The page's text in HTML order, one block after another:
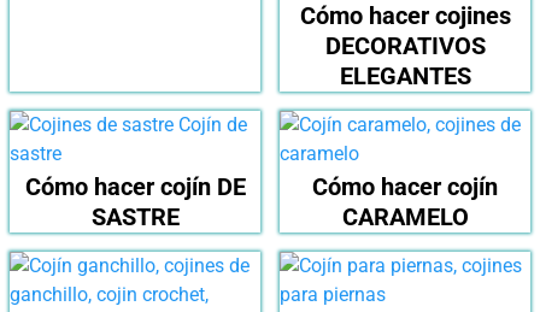
Cómo hacer cojines
DECORATIVOS
ELEGANTES
Cómo hacer cojín DE
SASTRE
Cómo hacer cojín
CARAMELO